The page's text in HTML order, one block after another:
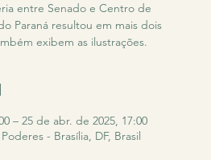
entre Senado e Centro de
Paraná resultou em mais dois
exibem as ilustrações.
– 25 de abr. de 2025, 17:00
- Brasília, DF, Brasil